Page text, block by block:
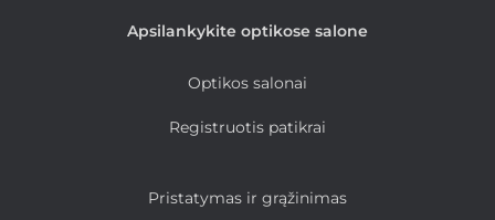
Apsilankykite optikose salone
Optikos salonai
Registruotis patikrai
Pristatymas ir grąžinimas